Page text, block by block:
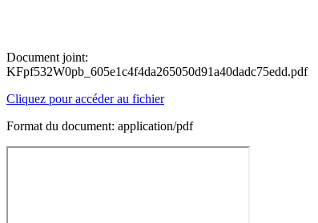
Document joint:
KFpf532W0pb_605e1c4f4da265050d91a40dadc75edd.pdf
Cliquez pour accéder au fichier
Format du document: application/pdf